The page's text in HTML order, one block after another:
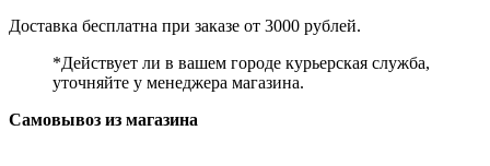
Доставка бесплатна при заказе от 3000 рублей.
*Действует ли в вашем городе курьерская служба,
уточняйте у менеджера магазина.
Самовывоз из магазина